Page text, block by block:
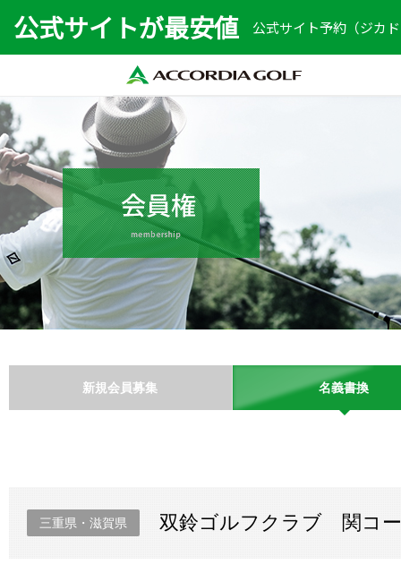
公式サイトが最安値 公式サイト予約（ジカ
新規会員募集 名義書換
三重県・滋賀県 双鈴ゴルフクラブ 関コ